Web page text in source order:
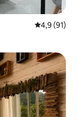
Средна
4,9 (91)